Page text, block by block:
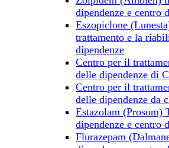
dipendenze e centro
Eszopiclone
trattamento e la
dipendenze
Centro per il
delle dipendenze di
Centro per il
delle dipendenze da
Estazolam (Prosom)
dipendenze e centro
Flurazepam